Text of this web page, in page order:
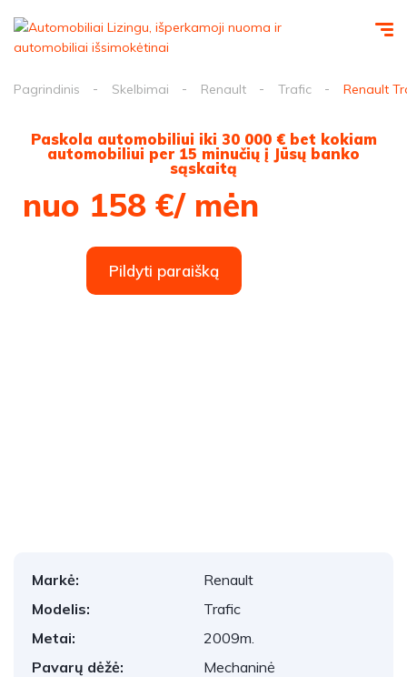
Pagrindinis Skelbimai Renault Trafic Renault
Paskola automobiliui iki 30 000 € bet kokiam
automobiliui per 15 minučių į Jūsų banko
sąskaitą
nuo 158 €/ mėn
Pildyti paraišką
Markė:
Renault
Modelis:
Trafic
Metai:
2009m.
Pavarų dėžė:
Mechaninė